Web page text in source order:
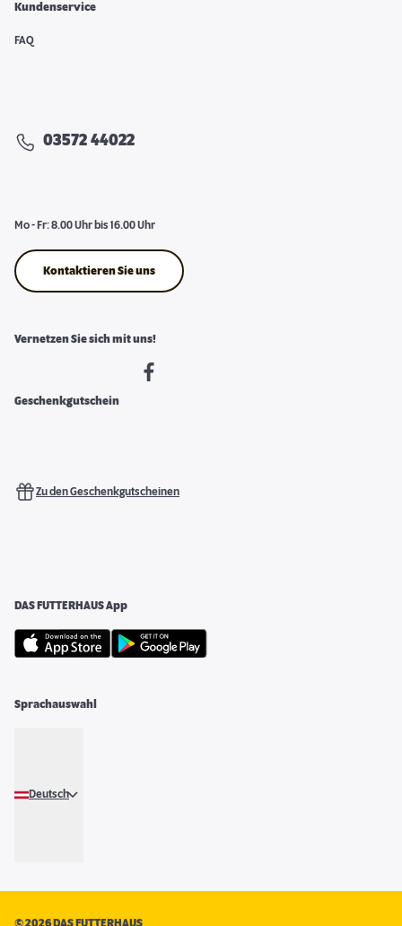
Kundenservice
FAQ
03572 44022
Mo - Fr: 8.00 Uhr bis 16.00 Uhr
Kontaktieren Sie uns
Vernetzen Sie sich mit uns!
Geschenkgutschein
Zu den Geschenkgutscheinen
DAS FUTTERHAUS App
Sprachauswahl
Deutsch
©2026 DAS FUTTERHAUS